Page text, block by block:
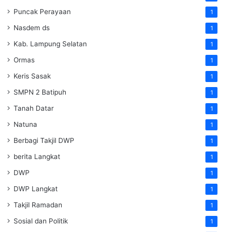
Puncak Perayaan 1
Nasdem ds 1
Kab. Lampung Selatan 1
Ormas 1
Keris Sasak 1
SMPN 2 Batipuh 1
Tanah Datar 1
Natuna 1
Berbagi Takjil DWP 1
berita Langkat 1
DWP 1
DWP Langkat 1
Takjil Ramadan 1
Sosial dan Politik 1